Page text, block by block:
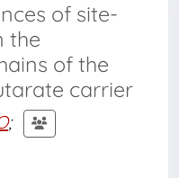
of site-
the
of the
carrier
;